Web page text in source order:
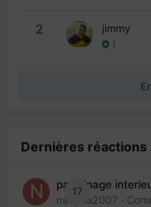
2 jimmy
1
Dernières réactions
17
parrainage
nedjma2007 ·